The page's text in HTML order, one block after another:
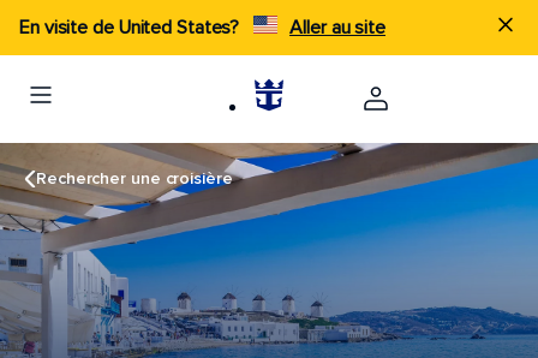
En visite de United States? Aller au site
Rechercher une croisière